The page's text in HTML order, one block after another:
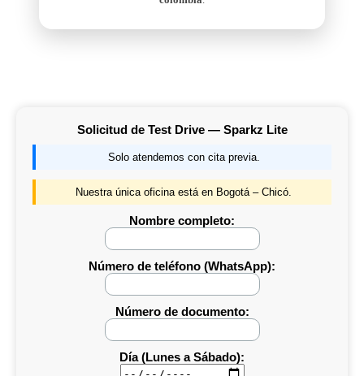
Solicitud de Test Drive — Sparkz Lite
Solo atendemos con cita previa.
Nuestra única oficina está en Bogotá – Chicó.
Nombre completo:
Número de teléfono (WhatsApp):
Número de documento:
Día (Lunes a Sábado):